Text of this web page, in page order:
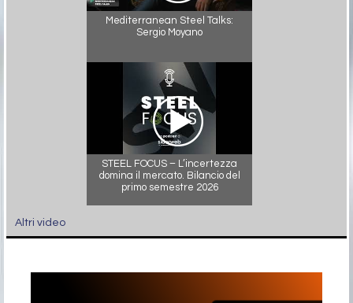
Mediterranean Steel Talks:
Sergio Moyano
STEEL FOCUS – L’incertezza
domina il mercato. Bilancio del
primo semestre 2026
Altri video